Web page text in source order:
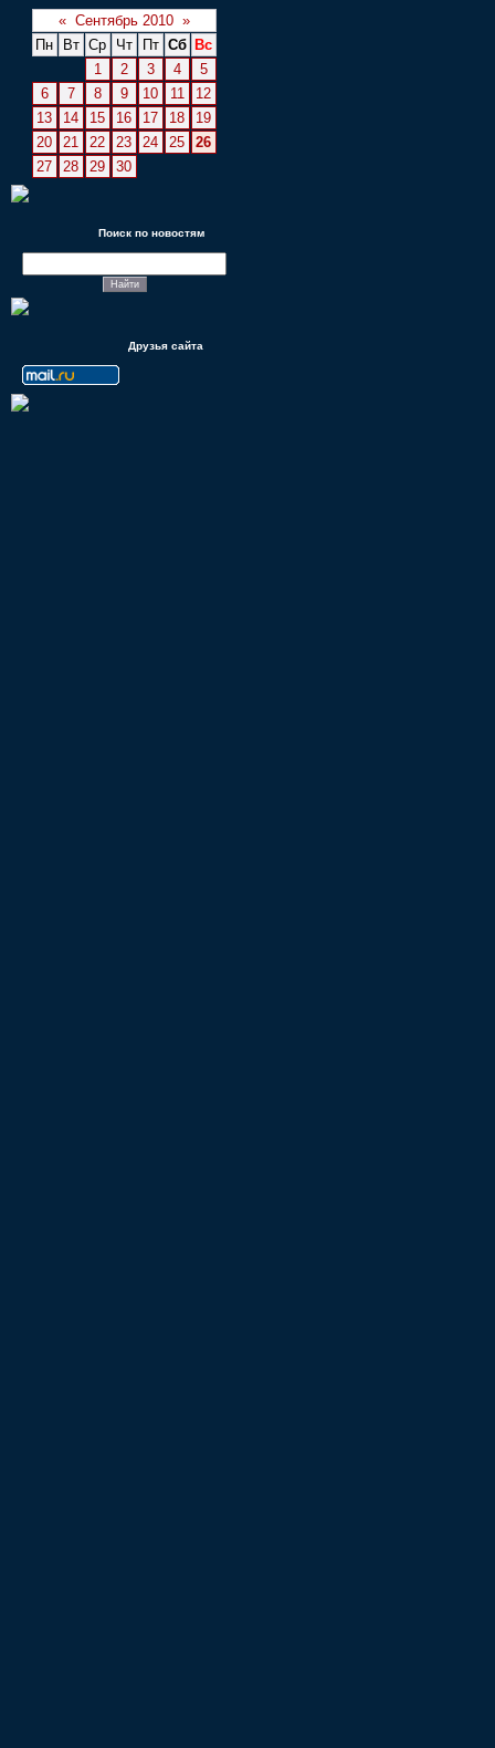
« Сентябрь 2010 »
Пн
Вт Ср Чт Пт Сб
Вс
1
2 3 4
5
6
7 8 9 10 11
12
13
14 15 16 17 18
19
20
21 22 23 24 25
26
27
28 29 30
Поиск по новостям
Друзья сайта